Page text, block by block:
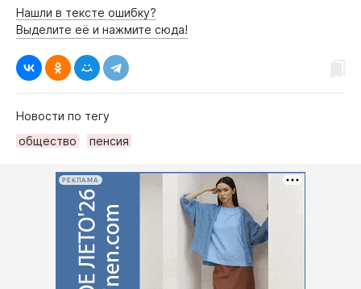
Нашли в тексте ошибку?
Выделите её и нажмите сюда!
Новости по тегу
общество
пенсия
РЕКЛАМА